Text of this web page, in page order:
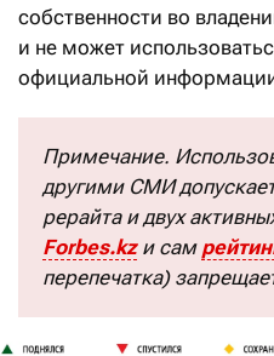
собственности во
и не может
официальной
Примечание.
другими СМИ
рерайта и двух
Forbes.kzи сам
перепечатка)